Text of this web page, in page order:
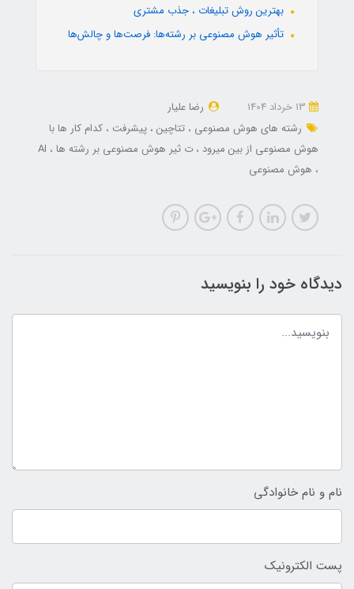
بهترین روش تبلیغات ، جذب مشتری
تأثیر هوش مصنوعی بر رشته‌ها: فرصت‌ها و چالش‌ها
رضا علیار
رشته های هوش مصنوعی
تتاچین پیشرفت
کدام کار ها با
هوش مصنوعی از بین میرود
ت ثیر هوش مصنوعی بر رشته ها
AI
هوش مصنوعی
دیدگاه خود را بنویسید
نام و نام خانوادگی
پست الکترونیک